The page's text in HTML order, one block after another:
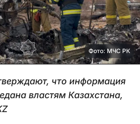
Фото: МЧС РК
что информация
властям Казахстана,